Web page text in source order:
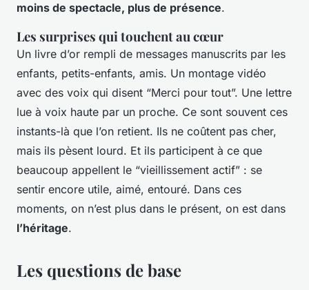
moins de spectacle, plus de présence.
Les surprises qui touchent au cœur
Un livre d’or rempli de messages manuscrits par les
enfants, petits-enfants, amis. Un montage vidéo
avec des voix qui disent “Merci pour tout”. Une lettre
lue à voix haute par un proche. Ce sont souvent ces
instants-là que l’on retient. Ils ne coûtent pas cher,
mais ils pèsent lourd. Et ils participent à ce que
beaucoup appellent le “vieillissement actif” : se
sentir encore utile, aimé, entouré. Dans ces
moments, on n’est plus dans le présent, on est dans
l’héritage.
Les questions de base